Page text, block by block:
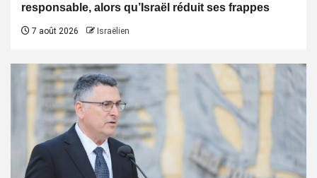
responsable, alors qu’Israël réduit ses frappes
7 août 2026 Israëlien